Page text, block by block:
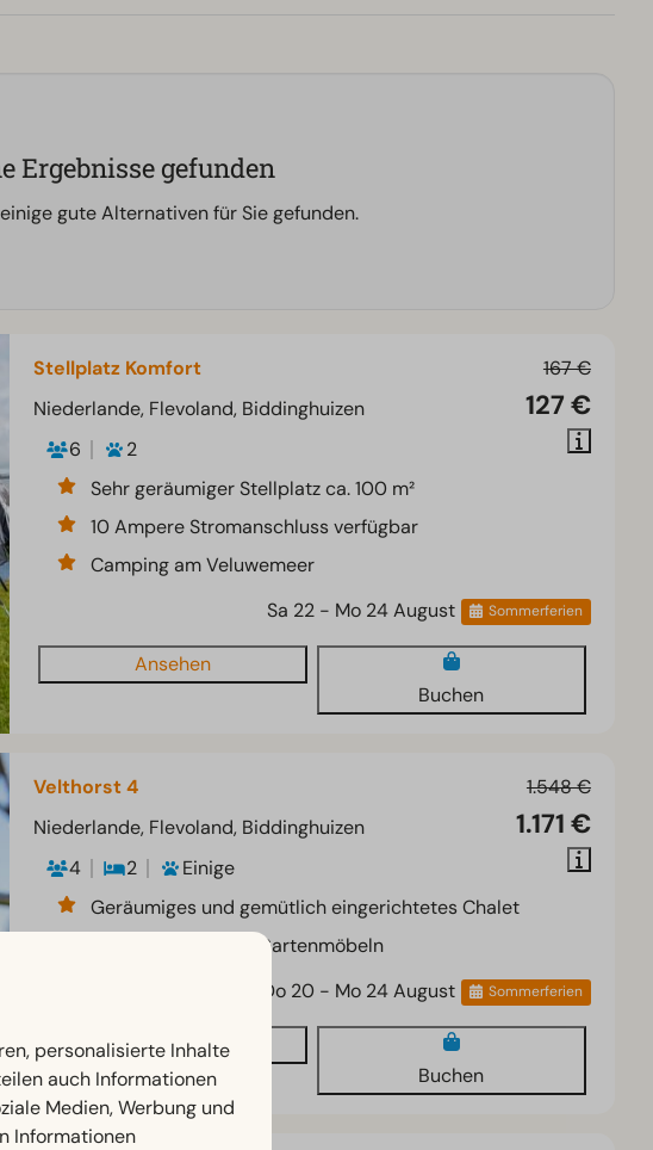
Ergebnisse gefunden
gute Alternativen für Sie gefunden.
167 €
127 €
Stellplatz Komfort
Niederlande, Flevoland, Biddinghuizen
6
2
Sehr geräumiger Stellplatz ca. 100 m²
10 Ampere Stromanschluss verfügbar
Camping am Veluwemeer
Sa 22 - Mo 24 August
Sommerferien
Ansehen
Buchen
1.548 €
1.171 €
Velthorst 4
Niederlande, Flevoland, Biddinghuizen
4
2
Einige
Geräumiges und gemütlich eingerichtetes Chalet
Großer Garten mit Gartenmöbeln
Do 20 - Mo 24 August
Sommerferien
Ansehen
Buchen
personalisierte Inhalte
auch Informationen
Medien, Werbung und
Informationen